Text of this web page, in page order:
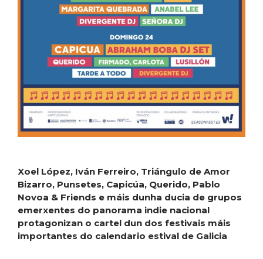
Xoel López, Iván Ferreiro, Triángulo de Amor
Bizarro, Punsetes, Capicúa, Querido, Pablo
Novoa & Friends e máis dunha ducia de grupos
emerxentes do panorama indie nacional
protagonizan o cartel dun dos festivais máis
importantes do calendario estival de Galicia